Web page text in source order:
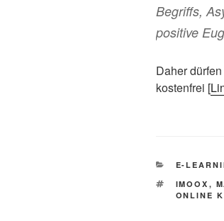
Begriffs,
positive
Daher
kostenfrei [
E-
IMOOX ,
ONLINE